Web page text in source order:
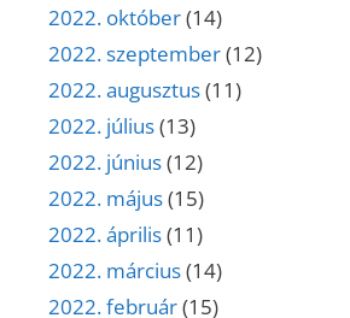
2022. október(14)
2022. szeptember(12)
2022. augusztus(11)
2022. július(13)
2022. június(12)
2022. május(15)
2022. április(11)
2022. március(14)
2022. február(15)